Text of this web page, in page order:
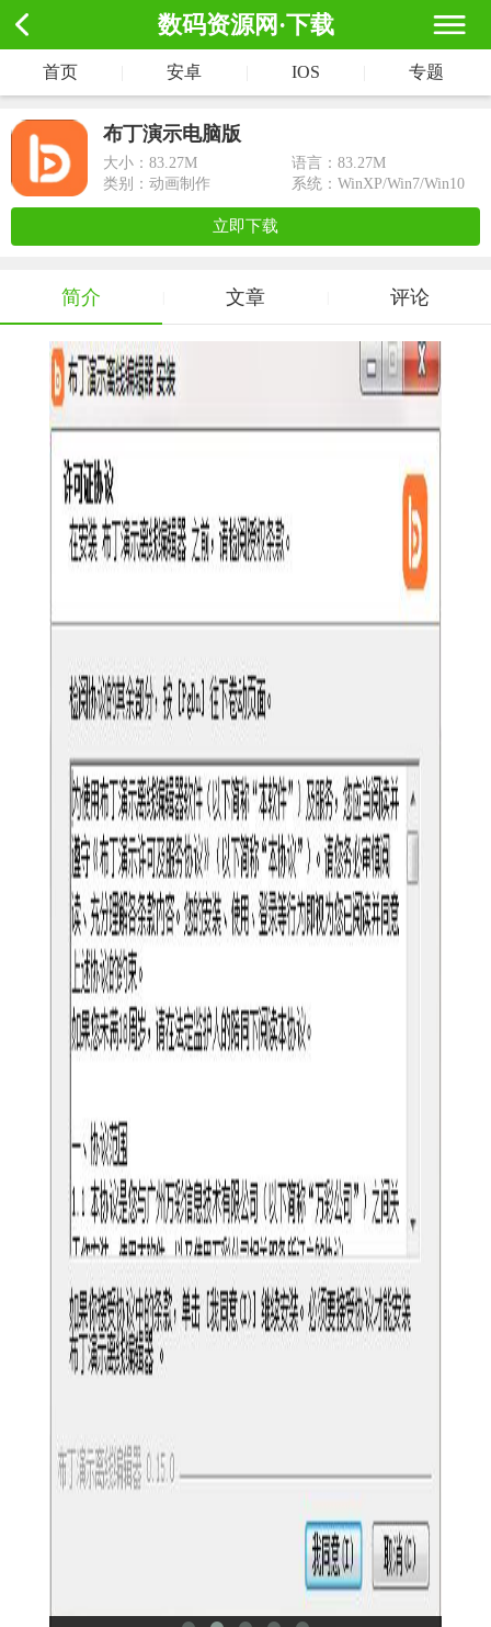
数码资源网·下载
首页 安卓 IOS 专题
布丁演示电脑版
大小： 83.27M
语言：83.27M
类别：动画制作
系统：WinXP/Win7/Win10
立即下载
简介 文章 评论